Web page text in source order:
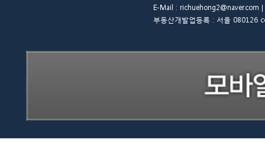
E-Mail :
부동산개발업등록 : 서울 080126